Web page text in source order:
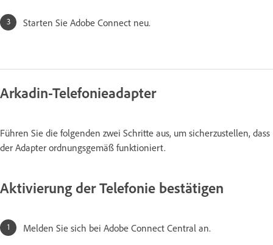
Starten Sie Adobe Connect neu.
Arkadin-Telefonieadapter
Führen Sie die folgenden zwei Schritte aus, um sicherzustellen, dass
der Adapter ordnungsgemäß funktioniert.
Aktivierung der Telefonie bestätigen
Melden Sie sich bei Adobe Connect Central an.